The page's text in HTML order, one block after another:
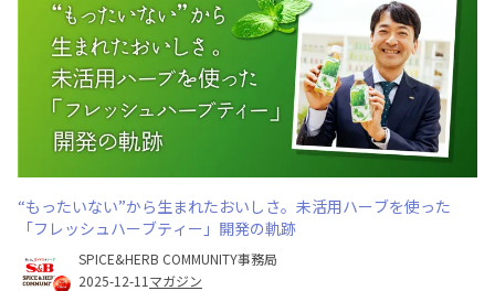
“もったいない”から生まれたおいしさ。未活用ハーブを使った
「フレッシュハーブティー」開発の軌跡
SPICE&HERB COMMUNITY事務局
2025-12-11 マガジン